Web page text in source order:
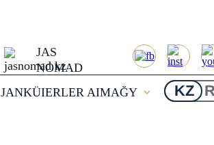
JAS
NOMAD
JANKÜIERLER AIMAĞY KZ